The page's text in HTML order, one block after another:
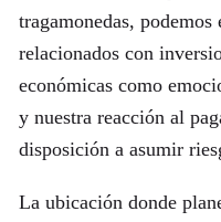
tragamonedas, podemos
relacionados con
económicas como
y nuestra reacción al
disposición a asumir
La ubicación donde